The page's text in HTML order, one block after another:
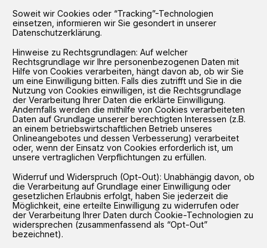
Soweit wir Cookies oder “Tracking”-Technologien
einsetzen, informieren wir Sie gesondert in unserer
Datenschutzerklärung.
Hinweise zu Rechtsgrundlagen: Auf welcher
Rechtsgrundlage wir Ihre personenbezogenen Daten mit
Hilfe von Cookies verarbeiten, hängt davon ab, ob wir Sie
um eine Einwilligung bitten. Falls dies zutrifft und Sie in die
Nutzung von Cookies einwilligen, ist die Rechtsgrundlage
der Verarbeitung Ihrer Daten die erklärte Einwilligung.
Andernfalls werden die mithilfe von Cookies verarbeiteten
Daten auf Grundlage unserer berechtigten Interessen (z.B.
an einem betriebswirtschaftlichen Betrieb unseres
Onlineangebotes und dessen Verbesserung) verarbeitet
oder, wenn der Einsatz von Cookies erforderlich ist, um
unsere vertraglichen Verpflichtungen zu erfüllen.
Widerruf und Widerspruch (Opt-Out): Unabhängig davon, ob
die Verarbeitung auf Grundlage einer Einwilligung oder
gesetzlichen Erlaubnis erfolgt, haben Sie jederzeit die
Möglichkeit, eine erteilte Einwilligung zu widerrufen oder
der Verarbeitung Ihrer Daten durch Cookie-Technologien zu
widersprechen (zusammenfassend als “Opt-Out”
bezeichnet).